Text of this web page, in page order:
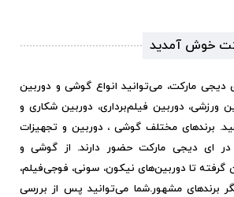
خوش آمدید
دیجی مارکت، می‌توانید انواع گوشی و دوربین
ورزشی، دوربین فیلم‌برداری، دوربین شکاری و
برندهای مختلف گوشی ، دوربین و تجهیزات
در ای دیجی مارکت حضور دارند. از گوشی و
گرفته تا دوربین‌های نیکون، سونی، فوجی‌فیلم،
برندهای مشهور.شما می‌توانید پس از بررسی